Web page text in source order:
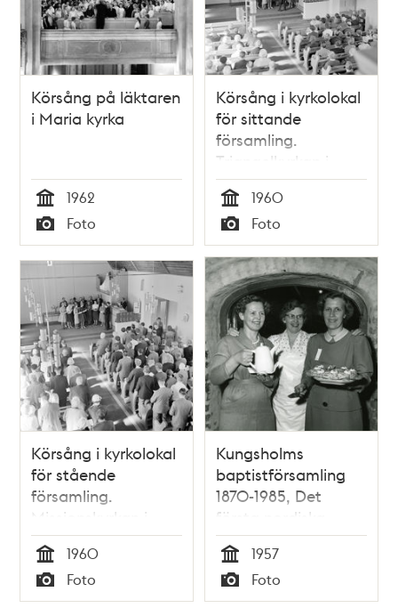
Körsång på läktaren
i Maria kyrka
Tid
1962
Typ
Foto
Körsång i kyrkolokal
för sittande
församling.
Triangelkyrkan i
Enskede
Tid
1960
Typ
Foto
Körsång i kyrkolokal
för stående
församling.
Missionskyrkan i
Enskede
Tid
1960
Typ
Foto
Kungsholms
baptistförsamling
1870-1985, Det
första nordiska
sångartinget,
påsken 1957
Tid
1957
Typ
Foto